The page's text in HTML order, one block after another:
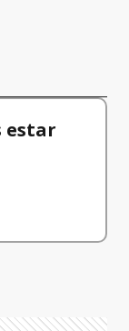
estar